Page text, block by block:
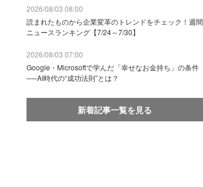
2026/08/03 08:00
読まれたものから企業変革のトレンドをチェック！週間
ニュースランキング【7/24～7/30】
2026/08/03 07:00
Google・Microsoftで学んだ「幸せなお金持ち」の条件
──AI時代の“成功法則”とは？
新着記事一覧を見る